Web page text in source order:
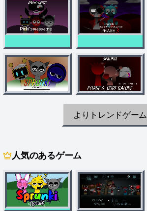
よりトレンドゲーム
人気のあるゲーム